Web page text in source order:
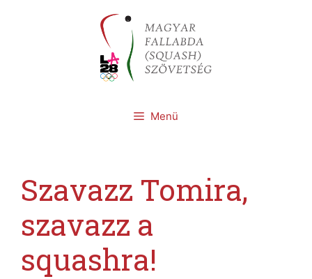
Menü
Szavazz Tomira,
szavazz a
squashra!